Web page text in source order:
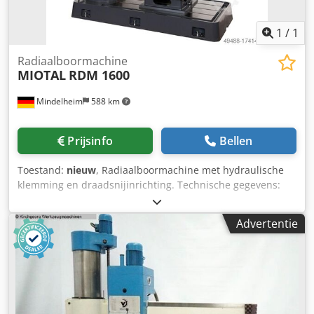
1 / 1
Mindelheim 588 km
Radiaalboormachine
MIOTAL RDM 1600
Prijsinfo Bellen
Toestand: nieuw, Radiaalboormachine met hydraulische
klemming en draadsnijinrichting. Technische gegevens:
Boorcapaciteit staal Ø: 50 mm Boorcapaciteit gietijzer Ø: 60
mm Draadsnijden staal Ø: 40 mm Draadsnijden gietijzer Ø:
50 mm Diameter van de kolom: 320 mm Projectie
(min/max): 330 - 1650 mm Reikwijdte spindelkop
(horizontaal): 1320 mm Afstand spilneus - voetplaat
(min/max): 465 - 1405 mm Reishoogte van de cantilever:
670 mm Spanoppervlak kubustafel: 630 x 500 x 500 mm
Afmetingen basisplaat: 2550 x 970 x 200 mm
Advertentie